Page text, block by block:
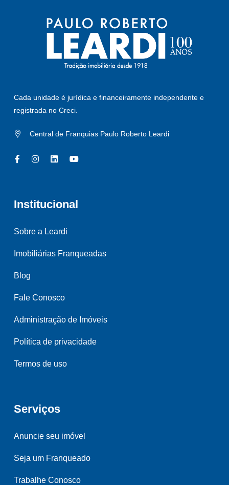
Cada unidade é jurídica e financeiramente independente e
registrada no Creci.
Central de Franquias Paulo Roberto Leardi
Institucional
Sobre a Leardi
Imobiliárias Franqueadas
Blog
Fale Conosco
Administração de Imóveis
Política de privacidade
Termos de uso
Serviços
Anuncie seu imóvel
Seja um Franqueado
Trabalhe Conosco